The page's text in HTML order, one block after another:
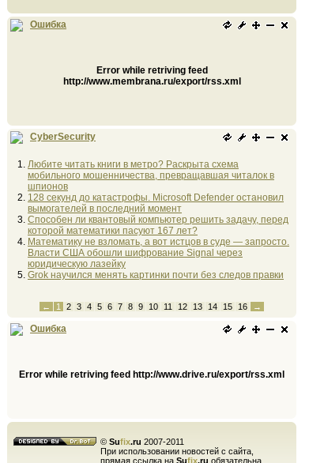
Ошибка
Error while retriving feed
http://www.membrana.ru/export/rss.xml
CyberSecurity
Любите читать книги в метро? Раскрыта схема
мобильного мошенничества, превращавшая читалок в
шпионов
128 секунд до катастрофы. Microsoft Defender остановил
вымогателей в последний момент
Способен ли квантовый компьютер решить задачу, перед
которой математики пасуют 167 лет?
Математику не взломать, а вот истцов в суде — запросто.
Власти США обошли шифрование Signal через
юридическую лазейку
Grok научился менять картинки почти без следов правки
← 1 2 3 4 5 6 7 8 9 10 11 12 13 14 15 16 →
Ошибка
Error while retriving feed http://www.drive.ru/export/rss.xml
© Sufix.ru 2007-2011
При использовании новостей с сайта,
прямая ссылка на Sufix.ru обязательна